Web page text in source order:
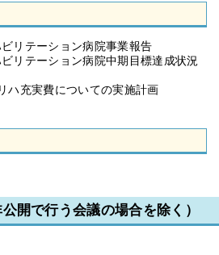
リテーション病院事業報告
リテーション病院中期目標達成状況
充実費についての実施計画
開で行う会議の場合を除く）